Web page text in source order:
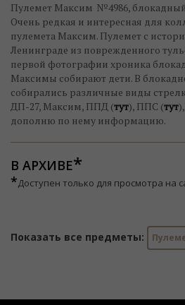
Пулемет Максим №4986, блокадный
Очень редкая и интересная для
пулемета Максим. Пулемет с
Ленинграде из поврежденного
первой фотографии хроника
Максимы собирают дети. В
собирались различные виды
ДП-27, Максим, ППД (тут), ППС (тут
дополню по нему информацию.
В АРХИВЕ
*Доступен только для просмотра на
Показать все предметы: